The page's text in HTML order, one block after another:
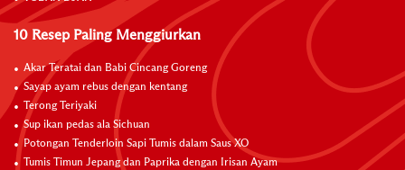
10 Resep Paling Menggiurkan
Akar Teratai dan Babi Cincang Goreng
Sayap ayam rebus dengan kentang
Terong Teriyaki
Sup ikan pedas ala Sichuan
Potongan Tenderloin Sapi Tumis dalam Saus XO
Tumis Timun Jepang dan Paprika dengan Irisan Ayam